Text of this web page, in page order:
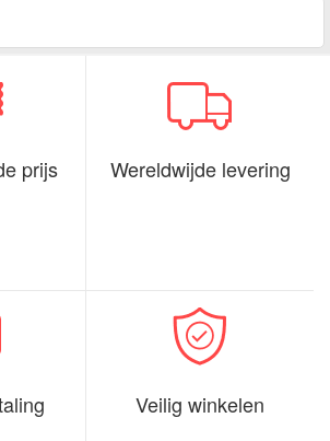
prijs Wereldwijde levering
Veilig winkelen